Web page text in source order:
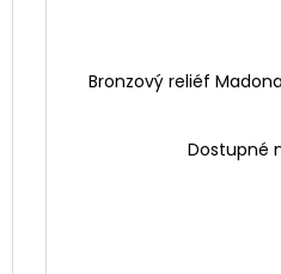
Bronzový reliéf
Dostupné